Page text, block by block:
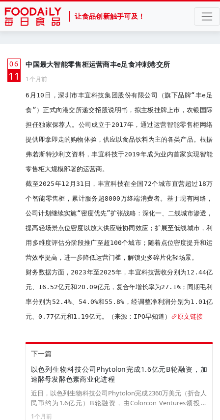
让食品创新触手可及！
06
月
11
中国最大智能零售柜运营商丰e足食冲刺港交所
1个月前
6月10日，深圳市丰宜科技集团股份有限公司（旗下品牌“丰e足
食”）正式向港交所递交招股说明书，拟主板挂牌上市，农银国际
担任独家保荐人。公司成立于2017年，通过运营智能零售柜网络
提供即拿即走的购物体验，供应以食品饮料为主的各类产品。根据
弗若斯特沙利文资料，丰宜科技于2019年成为业内首家实现智能
零售柜大规模部署的运营商。
截至2025年12月31日，丰宜科技在全国72个城市直营超过18万
个智能零售柜，累计服务超8000万终端消费者。基于现有网络，
公司计划继续实施“密度优先”扩张战略：深化一、二线城市渗透，
提高轻场景点位密度以放大供应链协同效应；扩展至低线城市，利
用多维度评估分阶段推广至超100个城市；随着点位密度提升和运
营效率提高，进一步降低运营门槛，解锁更多碎片化轻场景。
财务数据方面，2023年至2025年，丰宜科技营收分别为12.44亿
元、16.52亿元和20.09亿元，复合年增长率为27.1%；同期毛利
率分别为52.4%、54.0%和55.8%，经调整净利润分别为1.01亿
元、0.77亿元和1.19亿元。（来源：IPO早知道）
原文链接
下一篇
以色列生物科技公司Phytolon完成1.6亿元B轮融资，加
速酵母发酵色素商业化进程
近日，以色列生物科技公司Phytolon完成2360万美元（折合人
民币约为1.6亿元）B轮融资，由Colorcon Ventures领投，
Yossi Ackerman、Nextgen Nutrition Investment Partners、
1个月前